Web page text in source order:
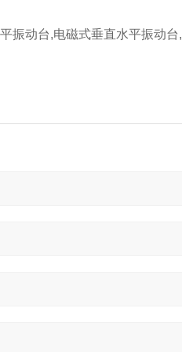
振动台,电磁式垂直水平振动台,